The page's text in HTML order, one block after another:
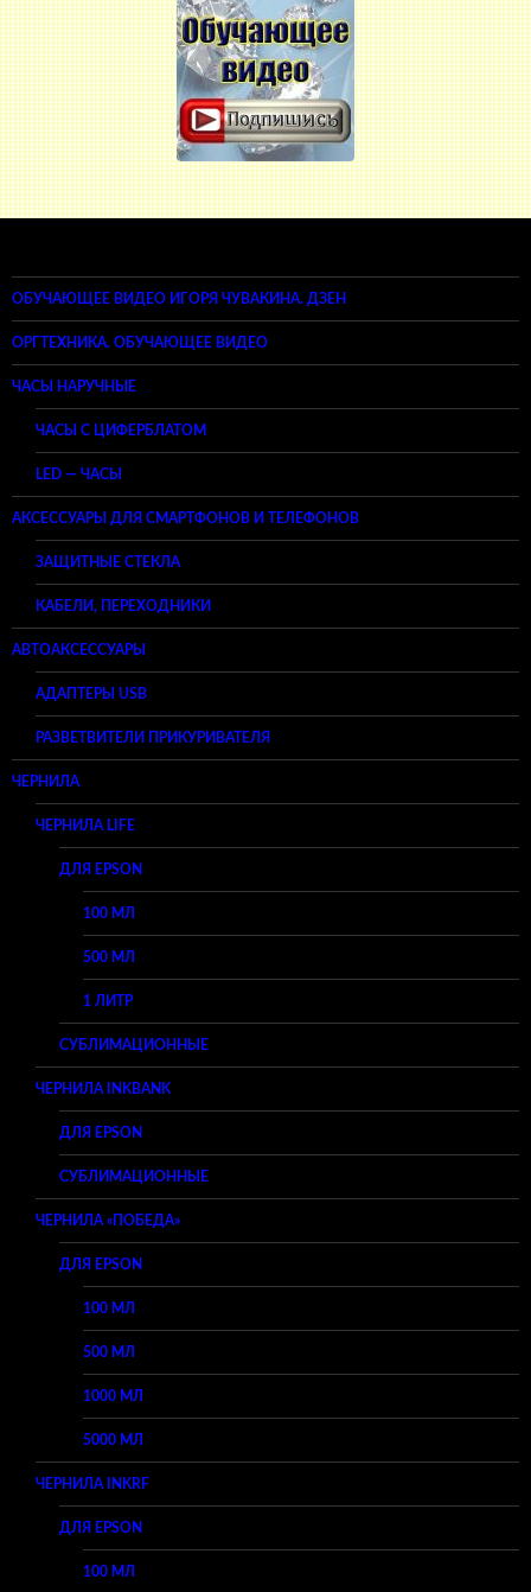
ОБУЧАЮЩЕЕ ВИДЕО ИГОРЯ ЧУВАКИНА. ДЗЕН
ОРГТЕХНИКА. ОБУЧАЮЩЕЕ ВИДЕО
ЧАСЫ НАРУЧНЫЕ
ЧАСЫ С ЦИФЕРБЛАТОМ
LED — ЧАСЫ
АКСЕССУАРЫ ДЛЯ СМАРТФОНОВ И ТЕЛЕФОНОВ
ЗАЩИТНЫЕ СТЕКЛА
КАБЕЛИ, ПЕРЕХОДНИКИ
АВТОАКСЕССУАРЫ
АДАПТЕРЫ USB
РАЗВЕТВИТЕЛИ ПРИКУРИВАТЕЛЯ
ЧЕРНИЛА
ЧЕРНИЛА LIFE
ДЛЯ EPSON
100 МЛ
500 МЛ
1 ЛИТР
СУБЛИМАЦИОННЫЕ
ЧЕРНИЛА INKBANK
ДЛЯ EPSON
СУБЛИМАЦИОННЫЕ
ЧЕРНИЛА «ПОБЕДА»
ДЛЯ EPSON
100 МЛ
500 МЛ
1000 МЛ
5000 МЛ
ЧЕРНИЛА INKRF
ДЛЯ EPSON
100 МЛ